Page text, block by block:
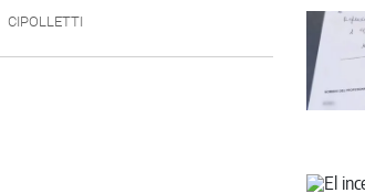
CIPOLLETTI